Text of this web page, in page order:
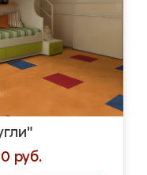
руб.